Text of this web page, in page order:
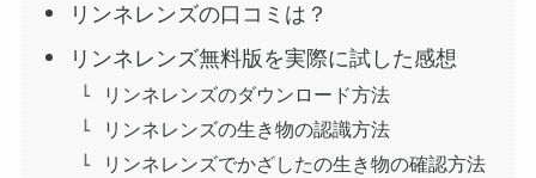
リンネレンズの口コミは？
リンネレンズ無料版を実際に試した感想
リンネレンズのダウンロード方法
リンネレンズの生き物の認識方法
リンネレンズでかざしたの生き物の確認方法